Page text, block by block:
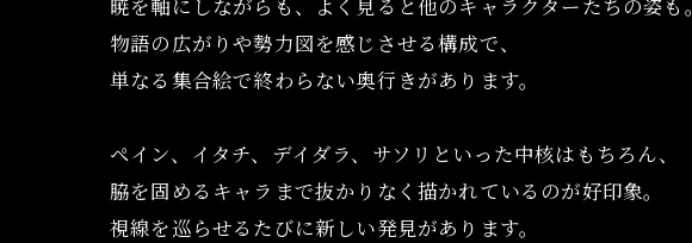
物語の広がりや勢力図を感じさせる構成で、
単なる集合絵で終わらない奥行きがあります。
ペイン、イタチ、デイダラ、サソリといった中核はもちろん、
脇を固めるキャラまで抜かりなく描かれているのが好印象。
視線を巡らせるたびに新しい発見があります。